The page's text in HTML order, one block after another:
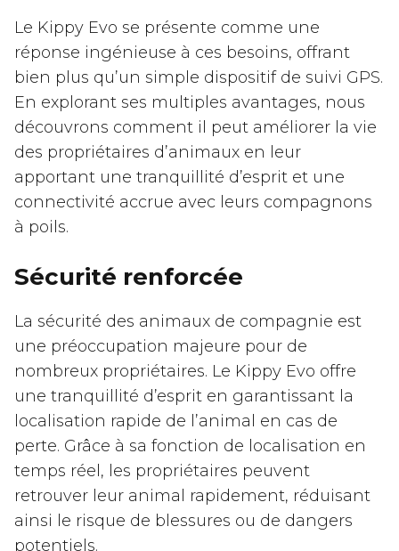
Le Kippy Evo se présente comme une
réponse ingénieuse à ces besoins, offrant
bien plus qu’un simple dispositif de suivi GPS.
En explorant ses multiples avantages, nous
découvrons comment il peut améliorer la vie
des propriétaires d’animaux en leur
apportant une tranquillité d’esprit et une
connectivité accrue avec leurs compagnons
à poils.
Sécurité renforcée
La sécurité des animaux de compagnie est
une préoccupation majeure pour de
nombreux propriétaires. Le Kippy Evo offre
une tranquillité d’esprit en garantissant la
localisation rapide de l’animal en cas de
perte. Grâce à sa fonction de localisation en
temps réel, les propriétaires peuvent
retrouver leur animal rapidement, réduisant
ainsi le risque de blessures ou de dangers
potentiels.